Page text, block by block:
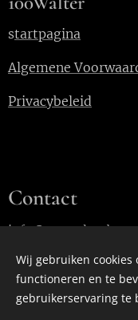
startpagina
Algemene
Privacybeleid
Contact
info@100walter.be
Wij gebruiken cookies
functioneren en te
gebruikerservaring te